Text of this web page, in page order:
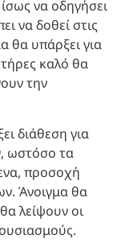
να οδηγήσει
να δοθεί στις
θα υπάρξει για
καλό θα
την
διάθεση για
ωστόσο τα
προσοχή
Άνοιγμα θα
λείψουν οι